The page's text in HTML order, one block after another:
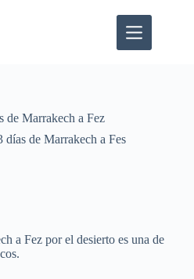
de Marrakech a Fez
días de Marrakech a Fes
a Fez por el desierto es una de